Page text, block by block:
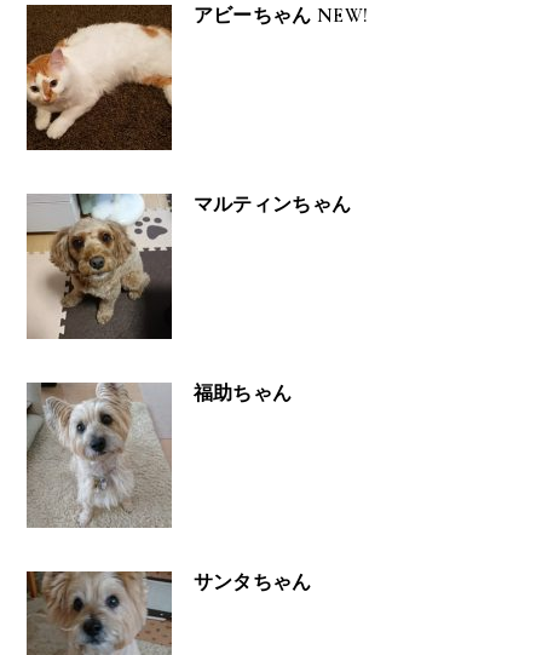
アビーちゃん NEW!
マルティンちゃん
福助ちゃん
サンタちゃん